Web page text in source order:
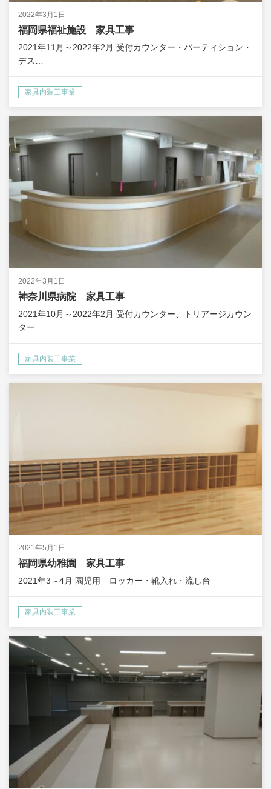
2022年3月1日
福岡県福祉施設 家具工事
2021年11月～2022年2月 受付カウンター・パーティション・
デス…
家具内装工事業
2022年3月1日
神奈川県病院 家具工事
2021年10月～2022年2月 受付カウンター、トリアージカウン
ター…
家具内装工事業
2021年5月1日
福岡県幼稚園 家具工事
2021年3～4月 園児用 ロッカー・靴入れ・流し台
家具内装工事業